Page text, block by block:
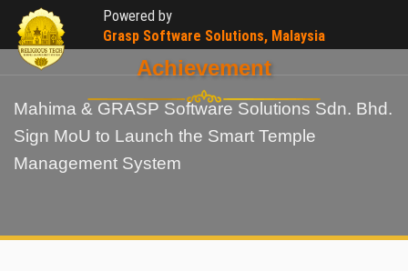
Powered by
Grasp Software Solutions, Malaysia
Achievement
Mahima & GRASP Software Solutions Sdn. Bhd.
Sign MoU to Launch the Smart Temple
Management System